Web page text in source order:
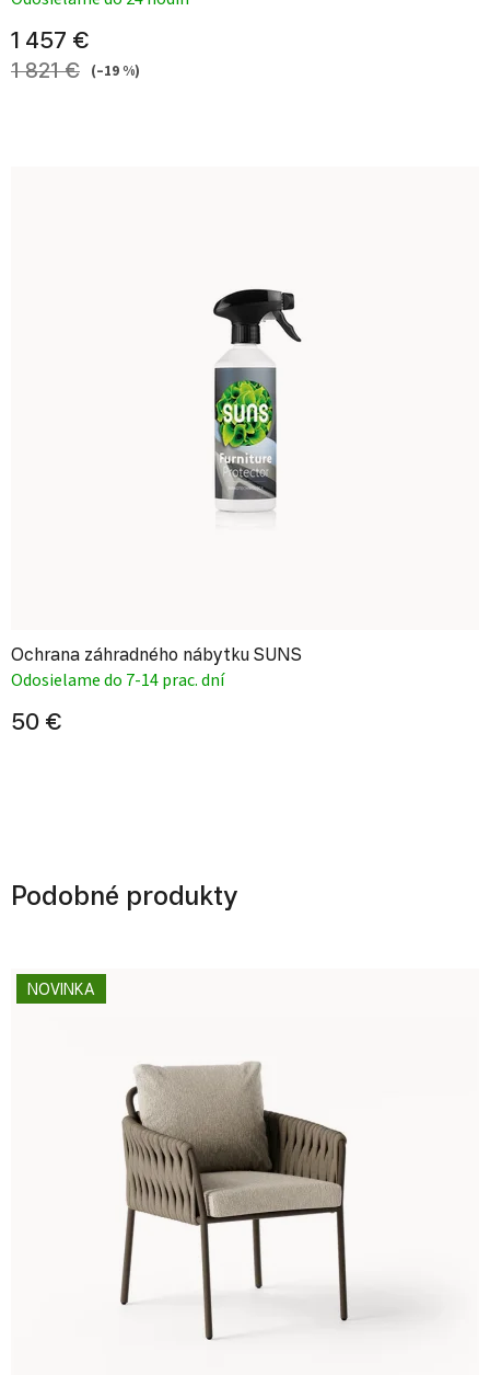
1 457 €
1 821 € (–19 %)
Ochrana záhradného nábytku SUNS
Odosielame do 7-14 prac. dní
50 €
Podobné produkty
NOVINKA